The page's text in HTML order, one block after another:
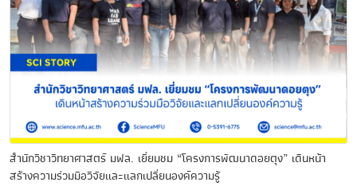
สำนักวิชาวิทยาศาสตร์ มฟล. เยี่ยมชม “โครงการพัฒนาดอยตุง” เดินหน้า
สร้างความร่วมมือวิจัยและแลกเปลี่ยนองค์ความรู้